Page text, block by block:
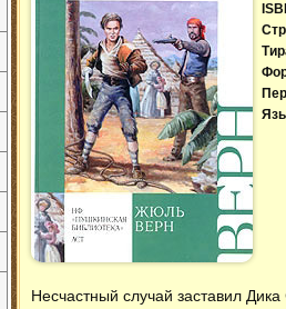
Несчастный случай заставил